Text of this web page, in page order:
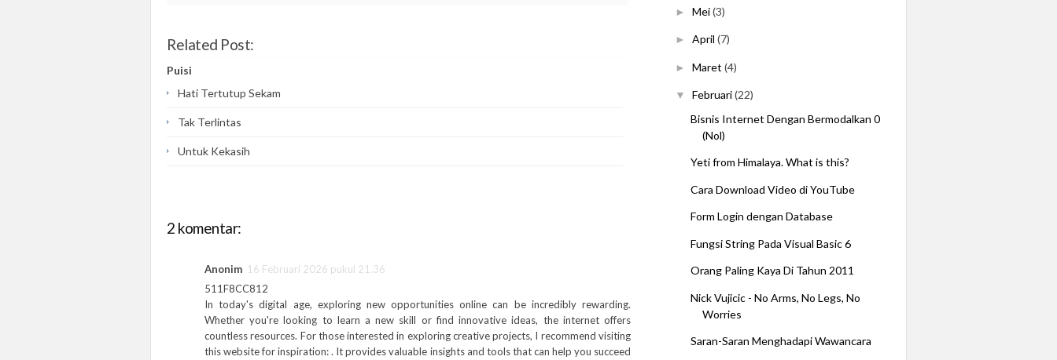
Related Post:
Puisi
Hati Tertutup Sekam
Tak Terlintas
Untuk Kekasih
2 komentar:
Anonim 16 Februari 2026 pukul 21.36
511F8CC812
In today's digital age, exploring new opportunities online can be incredibly rewarding.
Whether you're looking to learn a new skill or find innovative ideas, the internet offers
countless resources. For those interested in exploring creative projects, I recommend visiting
this website for inspiration:. It provides valuable insights and tools that can help you succeed
► Mei(3)
► April (7)
► Maret (4)
▼ Februari(22)
Bisnis Internet Dengan Bermodalkan 0
(Nol)
Yeti from Himalaya. What is this?
Cara Download Video di YouTube
Form Login dengan Database
Fungsi String Pada Visual Basic 6
Orang Paling Kaya Di Tahun 2011
Nick Vujicic - No Arms, No Legs, No
Worries
Saran-Saran Menghadapi Wawancara